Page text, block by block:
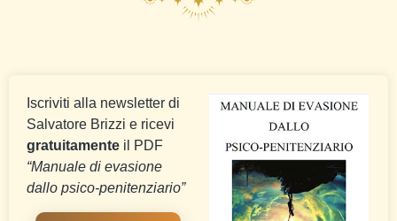
Iscriviti alla newsletter di
Salvatore Brizzi e ricevi
gratuitamente il PDF
“Manuale di evasione
dallo psico-penitenziario”